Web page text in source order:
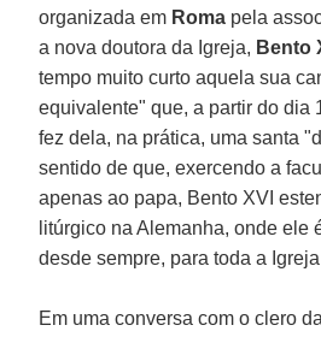
organizada em Roma pela
a nova doutora da Igreja, Bento
tempo muito curto aquela sua
equivalente" que, a partir do dia
fez dela, na prática, uma santa
sentido de que, exercendo a
apenas ao papa, Bento XVI
litúrgico na Alemanha, onde ele
desde sempre, para toda a
Em uma conversa com o clero